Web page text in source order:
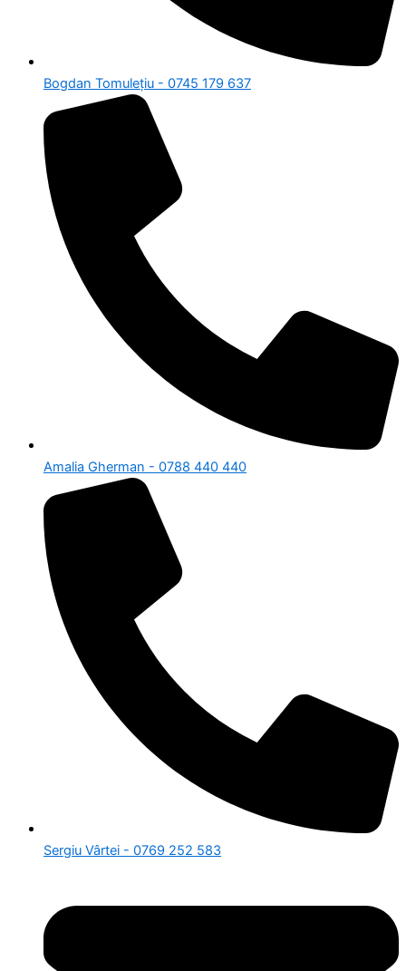
Bogdan Tomulețiu - 0745 179 637
Amalia Gherman - 0788 440 440
Sergiu Vârtei - 0769 252 583